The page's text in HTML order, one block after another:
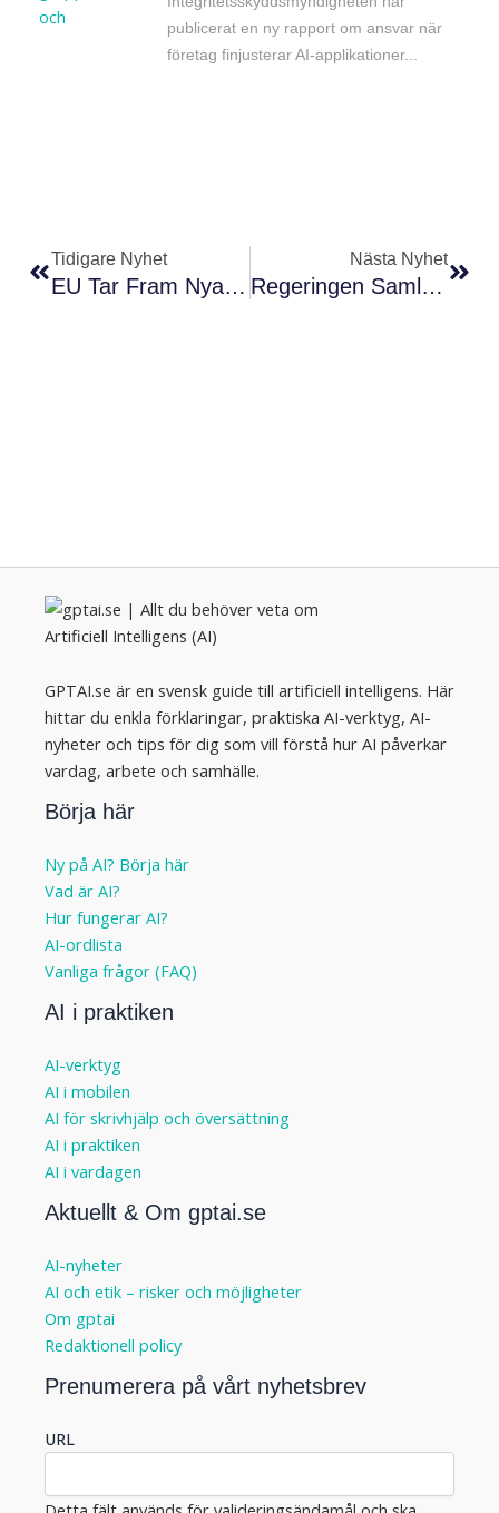
publicerat en ny rapport om ansvar när
företag finjusterar AI-applikationer...
Tidigare Nyhet
EU Tar Fram Nya Regler För Att Märka AI-Innehåll
Nästa Nyhet
Regeringen Samlade Myndigheter Om AI-Drivna Cyberhot
GPTAI.se är en svensk guide till artificiell intelligens. Här
hittar du enkla förklaringar, praktiska AI-verktyg, AI-
nyheter och tips för dig som vill förstå hur AI påverkar
vardag, arbete och samhälle.
Börja här
Ny på AI? Börja här
Vad är AI?
Hur fungerar AI?
AI-ordlista
Vanliga frågor (FAQ)
AI i praktiken
AI-verktyg
AI i mobilen
AI för skrivhjälp och översättning
AI i praktiken
AI i vardagen
Aktuellt & Om gptai.se
AI-nyheter
AI och etik – risker och möjligheter
Om gptai
Redaktionell policy
Prenumerera på vårt nyhetsbrev
URL